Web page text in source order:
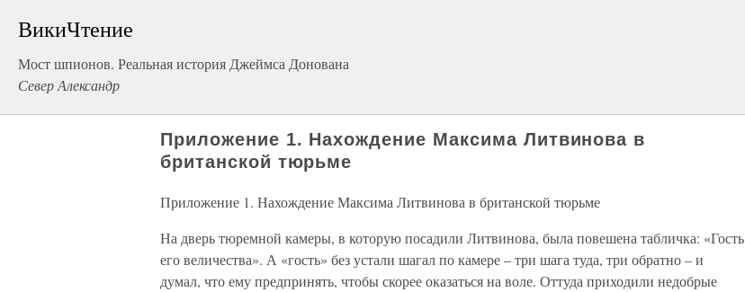
ВикиЧтение
Мост шпионов. Реальная история Джеймса Донована
Север Александр
Приложение 1. Нахождение Максима Литвинова в
британской тюрьме
Приложение 1. Нахождение Максима Литвинова в британской тюрьме
На дверь тюремной камеры, в которую посадили Литвинова, была повешена табличка: «Гость
его величества». А «гость» без устали шагал по камере – три шага туда, три обратно – и
думал, что ему предпринять, чтобы скорее оказаться на воле. Оттуда приходили недобрые